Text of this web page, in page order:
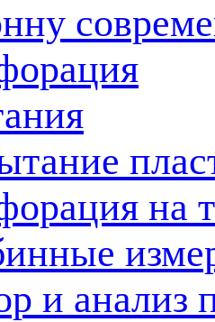
на
и анализ